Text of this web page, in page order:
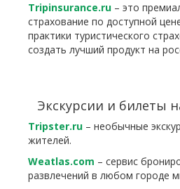
Tripinsurance.ru – это
страхование по доступной
практики туристического
создать лучший продукт на
Экскурсии и билеты
Tripster.ru – необычные
жителей.
Weatlas.com – сервис
развлечений в любом городе